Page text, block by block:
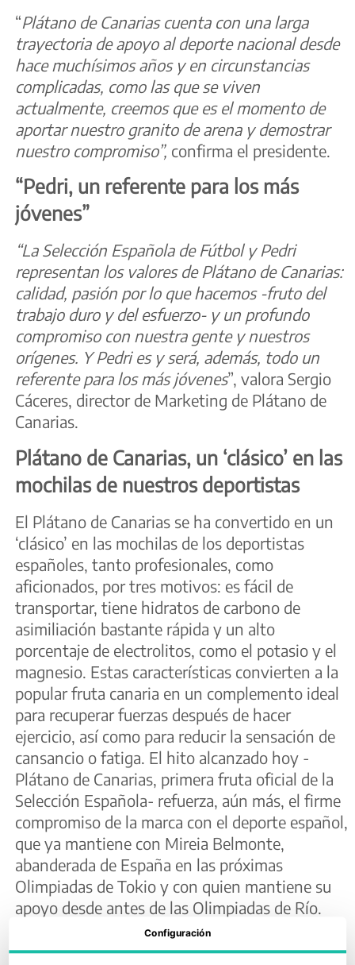
“Plátano de Canarias cuenta con una larga
trayectoria de apoyo al deporte nacional desde
hace muchísimos años y en circunstancias
complicadas, como las que se viven
actualmente, creemos que es el momento de
aportar nuestro granito de arena y demostrar
nuestro compromiso”, confirma el presidente.
“Pedri, un referente para los más
jóvenes”
“La Selección Española de Fútbol y Pedri
representan los valores de Plátano de Canarias:
calidad, pasión por lo que hacemos -fruto del
trabajo duro y del esfuerzo- y un profundo
compromiso con nuestra gente y nuestros
orígenes. Y Pedri es y será, además, todo un
referente para los más jóvenes”, valora Sergio
Cáceres, director de Marketing de Plátano de
Canarias.
Plátano de Canarias, un ‘clásico’ en las
mochilas de nuestros deportistas
El Plátano de Canarias se ha convertido en un
‘clásico’ en las mochilas de los deportistas
españoles, tanto profesionales, como
aficionados, por tres motivos: es fácil de
transportar, tiene hidratos de carbono de
asimiliación bastante rápida y un alto
porcentaje de electrolitos, como el potasio y el
magnesio. Estas características convierten a la
popular fruta canaria en un complemento ideal
para recuperar fuerzas después de hacer
ejercicio, así como para reducir la sensación de
cansancio o fatiga. El hito alcanzado hoy -
Plátano de Canarias, primera fruta oficial de la
Selección Española- refuerza, aún más, el firme
compromiso de la marca con el deporte español,
que ya mantiene con Mireia Belmonte,
abanderada de España en las próximas
Olimpiadas de Tokio y con quien mantiene su
apoyo desde antes de las Olimpiadas de Río.
Configuración